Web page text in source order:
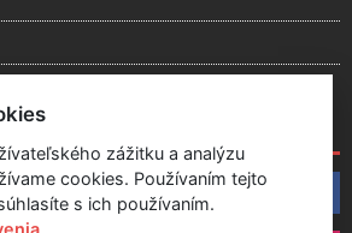
zážitku a analýzu
cookies. Používaním tejto
s ich používaním.